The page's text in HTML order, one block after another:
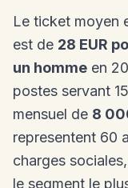
Le ticket moyen
est de 28 EUR
un homme en
postes servant
mensuel de 8
representent 60
charges
le segment le